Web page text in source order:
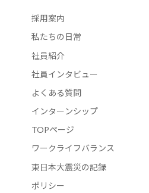
採用案内
私たちの日常
社員紹介
社員インタビュー
よくある質問
インターンシップ
TOPページ
ワークライフバランス
東日本大震災の記録
ポリシー